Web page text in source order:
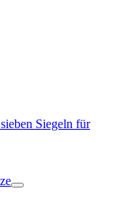
Siegeln für